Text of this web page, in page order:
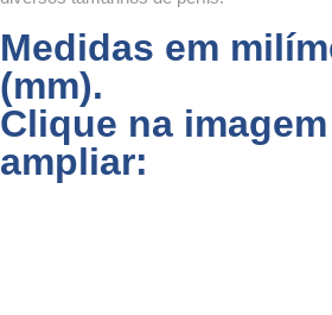
Medidas em
(mm).
Clique na
ampliar: